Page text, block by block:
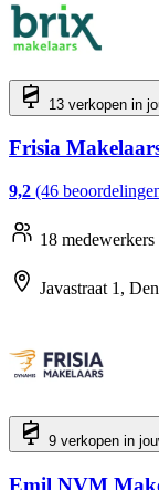
13 verkopen in
Frisia
9,2 (46
18 medewerkers
Javastraat 1,
9 verkopen in
Emil NVM